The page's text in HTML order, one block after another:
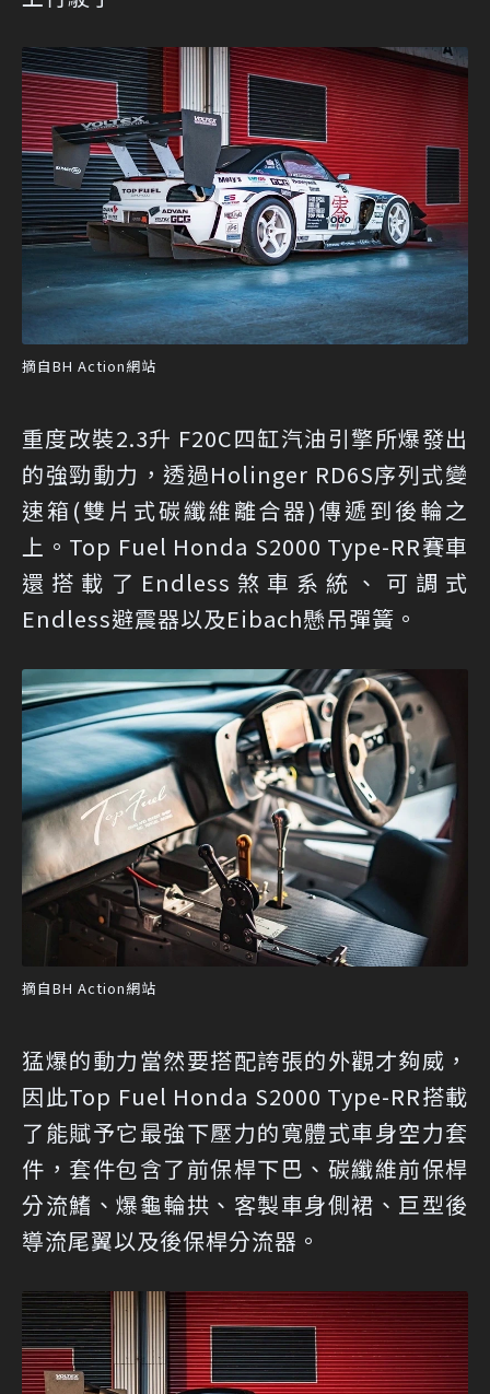
摘自BH Action網站
重度改裝2.3升 F20C四缸汽油引擎所爆發出
的強勁動力，透過Holinger RD6S序列式變
速箱(雙片式碳纖維離合器)傳遞到後輪之
上。Top Fuel Honda S2000 Type-RR賽車
還搭載了Endless煞車系統、可調式
Endless避震器以及Eibach懸吊彈簧。
摘自BH Action網站
猛爆的動力當然要搭配誇張的外觀才夠威，
因此Top Fuel Honda S2000 Type-RR搭載
了能賦予它最強下壓力的寬體式車身空力套
件，套件包含了前保桿下巴、碳纖維前保桿
分流鰭、爆龜輪拱、客製車身側裙、巨型後
導流尾翼以及後保桿分流器。